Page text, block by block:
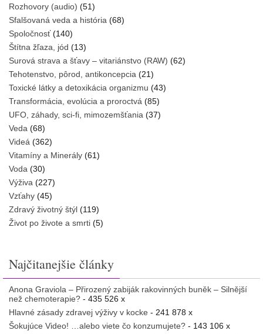
Rozhovory (audio) (51)
Sfalšovaná veda a história (68)
Spoločnosť(140)
Štítna žľaza, jód (13)
Surová strava a šťavy – vitariánstvo (RAW) (62)
Tehotenstvo, pôrod, antikoncepcia (21)
Toxické látky a detoxikácia organizmu (43)
Transformácia, evolúcia a proroctvá (85)
UFO, záhady, sci-fi, mimozemšťania (37)
Veda (68)
Videá (362)
Vitamíny a Minerály (61)
Voda (30)
Výživa (227)
Vzťahy (45)
Zdravý životný štýl (119)
Život po živote a smrti (5)
Najčitanejšie články
Anona Graviola – Přirozený zabiják rakovinných buněk – Silnější
než chemoterapie? - 435 526 x
Hlavné zásady zdravej výživy v kocke - 241 878 x
Šokujúce Video! …alebo viete čo konzumujete? - 143 106 x